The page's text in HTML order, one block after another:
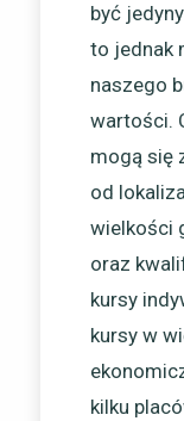
być
to jednak
naszego
wartości.
mogą się
od
wielkości
oraz
kursy
kursy w
kilku